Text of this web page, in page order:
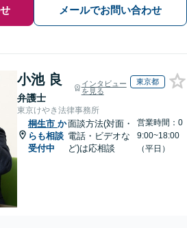
メールでお問い合わせ
小池 良
弁護士
インタビュー
を見る
東京都
東京けやき法律事務所
桐生市 か
らも相談
受付中
面談方法(対面・
電話・ビデオな
ど)は応相談
営業時間：0
9:00~18:00
（平日）